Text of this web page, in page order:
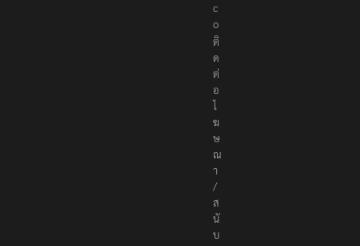
c
o
ติ
ด
ต่
อ
โ
ฆ
ษ
ณ
า
/
ส
นั
บ